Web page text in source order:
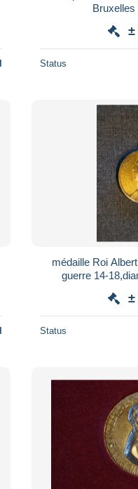
Bruxelles
±
Status
médaille Roi
guerre 14-
±
Status